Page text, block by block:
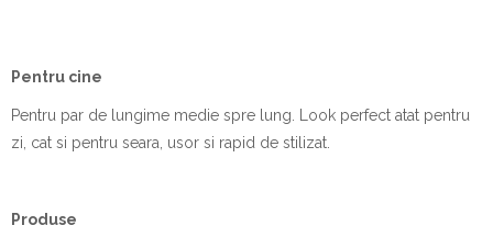
Pentru cine
Pentru par de lungime medie spre lung. Look perfect atat pentru
zi, cat si pentru seara, usor si rapid de stilizat.
Produse